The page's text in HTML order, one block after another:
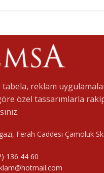
tabela, reklam
özel tassarımlarla
Ferah Caddesi Çamoluk
136 44 60